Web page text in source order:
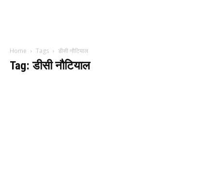
Home Tags डीसी नौटियाल
Tag: डीसी नौटियाल